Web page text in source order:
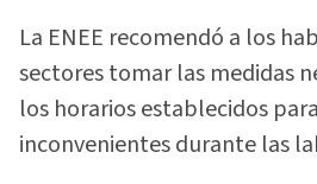
La ENEE recomendó a los
sectores tomar las medidas
los horarios establecidos
inconvenientes durante las